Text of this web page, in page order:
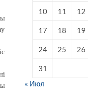
10 11 12
17 18 19
24 25 26
31
« Июл